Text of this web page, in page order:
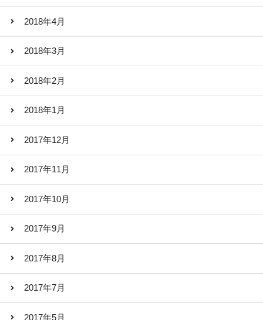
2018年4月
2018年3月
2018年2月
2018年1月
2017年12月
2017年11月
2017年10月
2017年9月
2017年8月
2017年7月
2017年5月